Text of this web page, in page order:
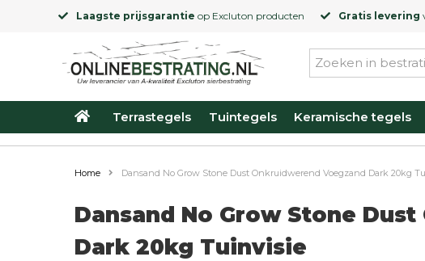
Laagste prijsgarantie op Excluton producten Gratis levering
Terrastegels Tuintegels Keramische tegels
Home Dansand No Grow Stone Dust Onkruidwerend Voegzand Dark 20kg
Dansand No Grow Stone
Dark 20kg Tuinvisie